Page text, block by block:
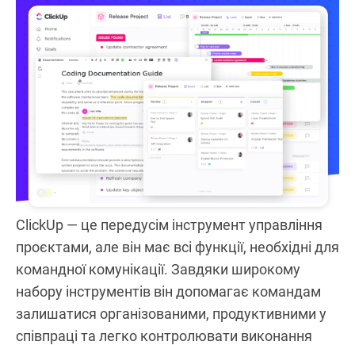
ClickUp — це передусім інструмент управління
проєктами, але він має всі функції, необхідні для
командної комунікації. Завдяки широкому
набору інструментів він допомагає командам
залишатися організованими, продуктивними у
співпраці та легко контролювати виконання